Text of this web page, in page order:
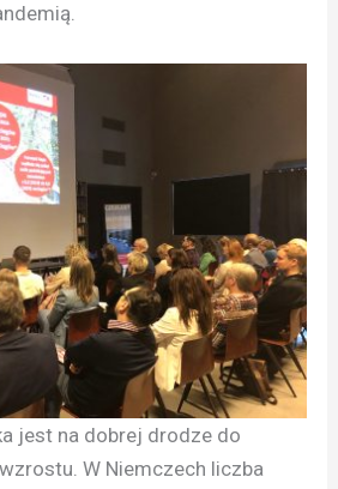
jest na dobrej drodze do
W Niemczech liczba